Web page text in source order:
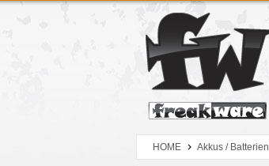
Zum Hauptmenue
Zum Seiteninhalt
Zum Warenkob
HOME Akkus / Batterien